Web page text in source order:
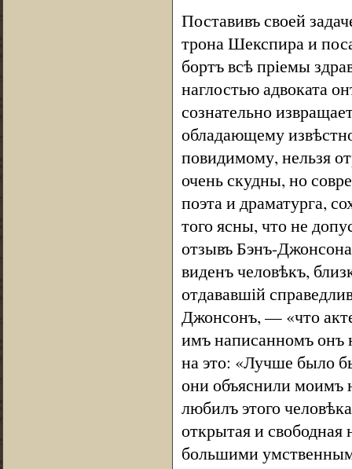
Поставивъ своей
трона Шекспира и
бортъ всѣ пріемы
наглостью адвоката
сознательно
обладающему
повидимому, нельзя
очень скудны, но
поэта и драматурга,
того ясны, что не
отзывъ Бэнъ-
виденъ человѣкъ,
отдававшій
Джонсонъ, — «что
имъ написанномъ онъ
на это: «Лучше было
они объяснили моимъ
любилъ этого
открытая и свободная
большими